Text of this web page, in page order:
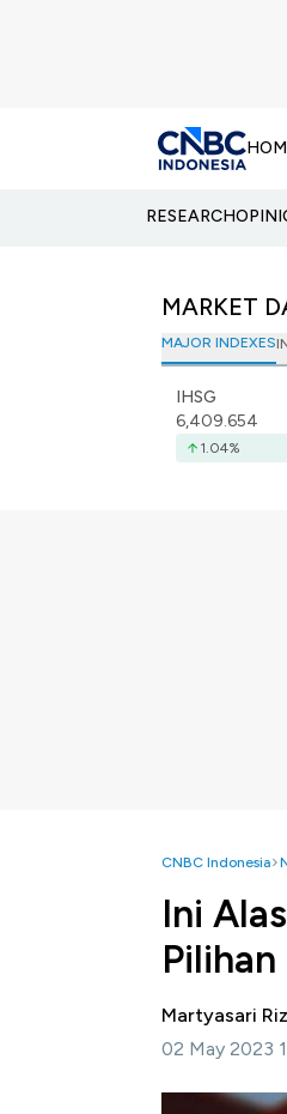
RESEARCH
MARKET
MAJOR INDEXES
IHSG
6,409.654
1.04%
CNBC Indonesia
Ini
Martyasari
02 May 2023